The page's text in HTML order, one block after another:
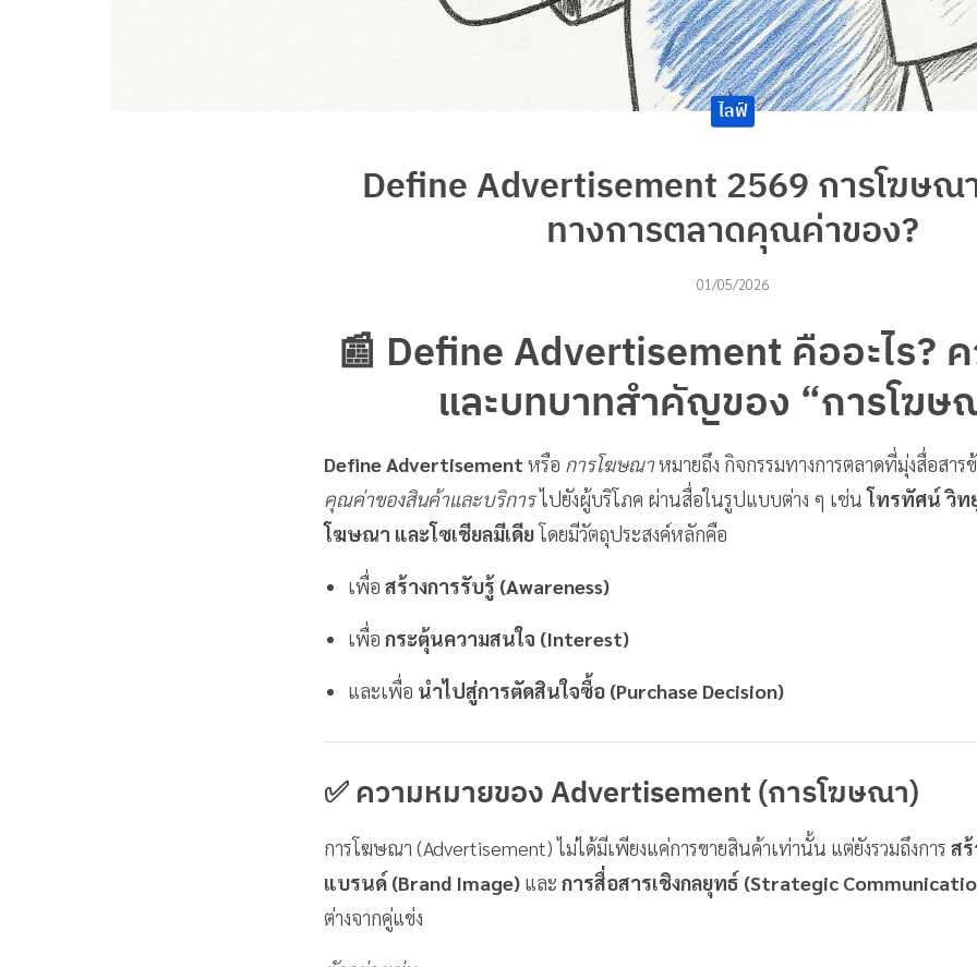
ไลฟ์
Define Advertisement 2569 การโฆษณ
ทางการตลาดคุณค่าของ?
01/05/2026
📰 Define Advertisement คืออะไร?
และบทบาทสำคัญของ “การโฆษ
Define Advertisement หรือ การโฆษณาหมายถึง กิจกรรมทางการตลาดที่มุ่งสื่อสาร
คุณค่าของสินค้าและบริการไปยังผู้บริโภค ผ่านสื่อในรูปแบบต่าง ๆ เช่นโทรทัศน์ วิท
โฆษณา และโซเชียลมีเดียโดยมีวัตถุประสงค์หลักคือ
เพื่อ สร้างการรับรู้ (Awareness)
เพื่อ กระตุ้นความสนใจ (Interest)
และเพื่อ นำไปสู่การตัดสินใจซื้อ (Purchase Decision)
✅ ความหมายของ Advertisement (การโฆษณา)
การโฆษณา (Advertisement) ไม่ได้มีเพียงแค่การขายสินค้าเท่านั้น แต่ยังรวมถึงการ ส
แบรนด์ (Brand Image) และ การสื่อสารเชิงกลยุทธ์ (Strategic
ต่างจากคู่แข่ง